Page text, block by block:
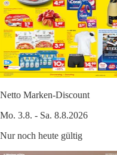
Netto Marken-Discount
Mo. 3.8. - Sa. 8.8.2026
Nur noch heute gültig